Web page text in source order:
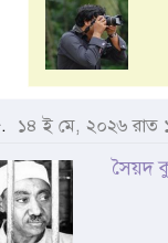
১৪ ই মে, ২০২৬ রাত
সৈয়দ